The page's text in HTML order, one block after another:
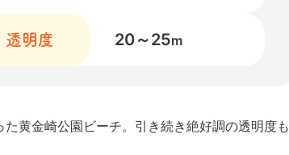
透明度 20～25m
黄金崎公園ビーチ。引き続き絶好調の透明度も